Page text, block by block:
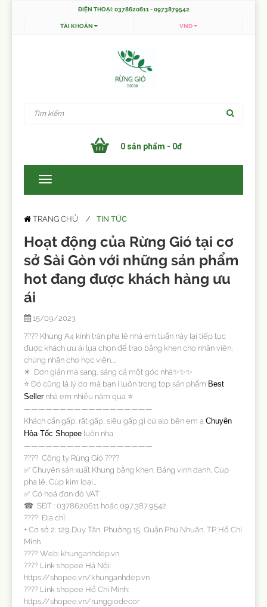
ĐIỆN THOẠI: 0378620611 - 0973879542
TÀI KHOẢN
VND
0 sản phẩm - 0đ
TRANG CHỦ TIN TỨC
Hoạt động của Rừng Gió tại cơ
sở Sài Gòn với những sản phẩm
hot đang được khách hàng ưu
ái
15/09/2023
???? Khung A4 kính tràn pha lê nhà em tuần này lại tiếp tục
được khách ưu ái lựa chọn để trao bằng khen cho nhân viên,
chứng nhận cho học viên,…
✳ Đơn giản mà sang, sáng cả một góc nhà✨✨✨
⭐ Đó cũng là lý do mà bạn í luôn trong top sản phẩm Best
Sellernhà em nhiều năm qua ⭐
——————————————————
Khách cần gấp, rất gấp, siêu gấp gì cứ alo bên em ạ Chuyên
Hỏa Tốc Shopee luôn nha
——————————————————
???? Công ty Rừng Gió ????
✅ Chuyên sản xuất Khung bằng khen, Bảng vinh danh, Cúp
pha lê, Cúp kim loại…
✅ Có hoá đơn đỏ VAT
☎ SĐT : 0378620611 hoặc 097.387.9542
???? Địa chỉ:
+ Cơ sở 2: 129 Duy Tân, Phường 15, Quận Phú Nhuận, TP Hồ Chí
Minh
???? Web: khunganhdep.vn
???? Link shopee Hà Nội:
https://shopee.vn/khunganhdep.vn
???? Link shopee Hồ Chí Minh:
https://shopee.vn/runggiodecor